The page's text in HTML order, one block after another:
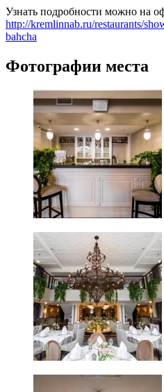
Узнать подробности можно на
http://kremlinnab.ru/restaurants/
bahcha
Фотографии места